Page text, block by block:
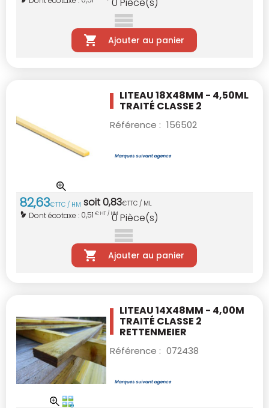
Ajouter au panier
LITEAU 18X48MM - 4,50ML
TRAITÉ CLASSE 2
Référence : 156502
82,63€TTC / HM soit0,83€TTC / ML
Dont écotaxe : 0,51 € HT / HM
0Pièce(s)
Ajouter au panier
LITEAU 14X48MM - 4,00M
TRAITÉ CLASSE 2
RETTENMEIER
Référence : 072438